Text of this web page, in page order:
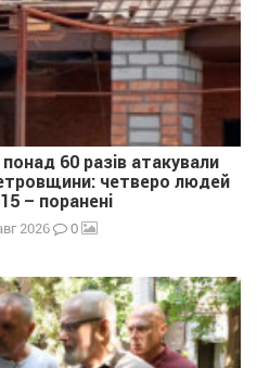
60 разів атакували
четверо людей
– поранені
2026 0